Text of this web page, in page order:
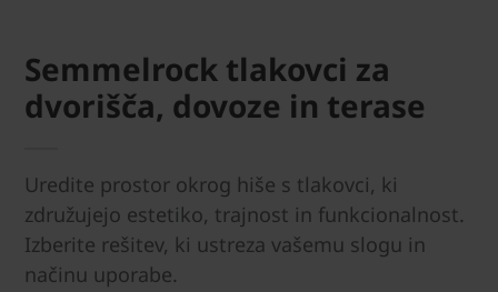
Semmelrock tlakovci za
dvorišča, dovoze in terase
Uredite prostor okrog hiše s tlakovci, ki
združujejo estetiko, trajnost in funkcionalnost.
Izberite rešitev, ki ustreza vašemu slogu in
načinu uporabe.